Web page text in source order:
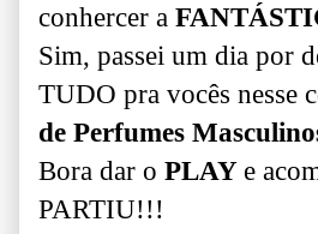
conhercer a
Sim, passei um dia por
TUDO pra vocês nesse
de Perfumes
Bora dar o PLAY e
PARTIU!!!